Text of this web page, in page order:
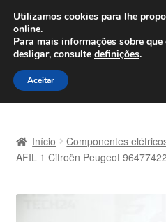
ENVIO a
Seg-Sex, das 9h
Ir
para
a
Saltar
para
o
Carrinho
Início Componentes
AFIL 1 Citroën Peugeot
Utilizamos cookies para lhe
online.
Para mais informações sobre
desligar, consulte definições.
Aceitar